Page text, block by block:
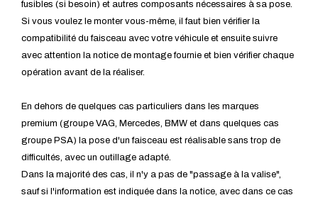
fusibles (si besoin) et autres composants nécessaires à sa pose.
Si vous voulez le monter vous-même, il faut bien vérifier la
compatibilité du faisceau avec votre véhicule et ensuite suivre
avec attention la notice de montage fournie et bien vérifier chaque
opération avant de la réaliser.
En dehors de quelques cas particuliers dans les marques
premium (groupe VAG, Mercedes, BMW et dans quelques cas
groupe PSA) la pose d'un faisceau est réalisable sans trop de
difficultés, avec un outillage adapté.
Dans la majorité des cas, il n'y a pas de "passage à la valise",
sauf si l'information est indiquée dans la notice, avec dans ce cas